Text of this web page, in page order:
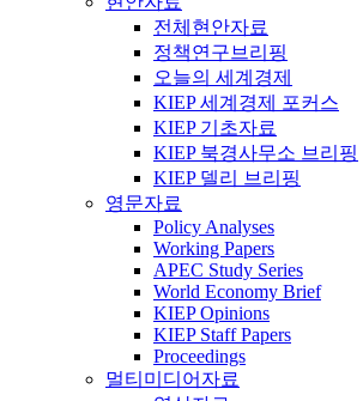
전체현안자료
정책연구브리핑
오늘의 세계경제
KIEP 세계경제 포커스
KIEP 기초자료
KIEP 북경사무소 브리핑
KIEP 델리 브리핑
영문자료
Policy Analyses
Working Papers
APEC Study Series
World Economy Brief
KIEP Opinions
KIEP Staff Papers
Proceedings
멀티미디어자료